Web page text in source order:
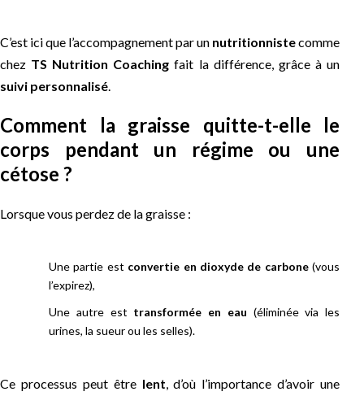
C’est ici que l’accompagnement par un nutritionnistecomme
chez TS Nutrition Coaching fait la différence, grâce à un
suivi personnalisé
Comment la graisse quitte-t-elle le
corps pendant un régime ou une
cétose ?
Lorsque vous perdez de la graisse :
Une partie est convertie en dioxyde de carbone(vous
l’expirez),
Une autre est transformée en eau (éliminée via les
urines, la sueur ou les selles).
Ce processus peut être lent , d’où l’importance d’avoir une